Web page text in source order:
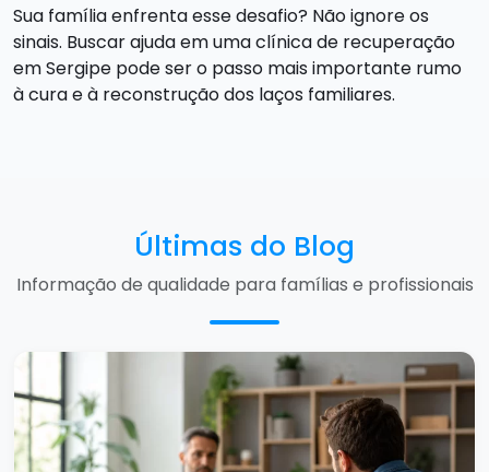
Sua família enfrenta esse desafio? Não ignore os
sinais. Buscar ajuda em uma clínica de recuperação
em Sergipe pode ser o passo mais importante rumo
à cura e à reconstrução dos laços familiares.
Últimas do Blog
Informação de qualidade para famílias e profissionais